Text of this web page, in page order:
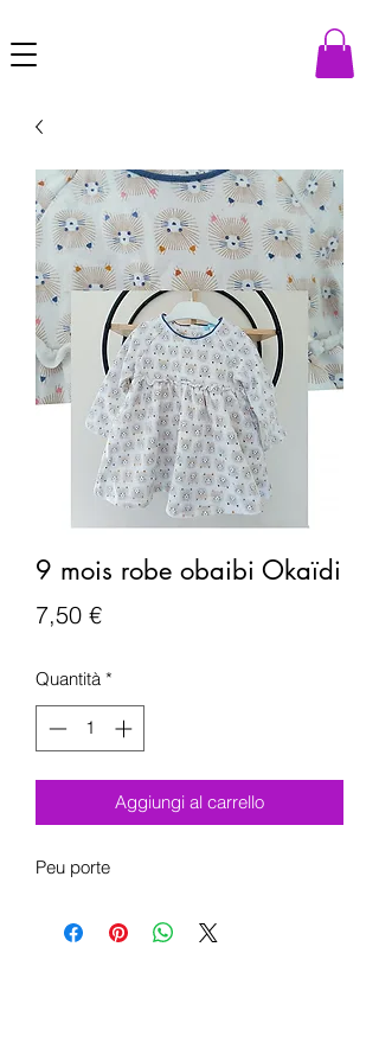
9 mois robe obaibi Okaïdi
7,50 €Prezzo
Quantità *
Aggiungi al carrello
Peu porte